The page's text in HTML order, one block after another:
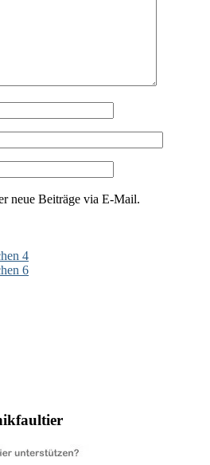
neue Beiträge via E-Mail.
4
6